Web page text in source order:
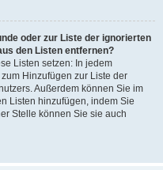
oder zur Liste der ignorierten
den Listen entfernen?
Listen setzen: In jedem
Hinzufügen zur Liste der
Außerdem können Sie im
Listen hinzufügen, indem Sie
Stelle können Sie sie auch